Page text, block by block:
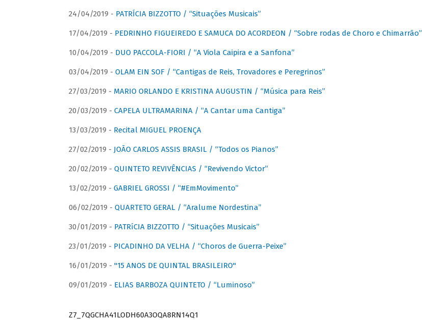
24/04/2019 - PATRÍCIA BIZZOTTO / “Situações Musicais”
17/04/2019 - PEDRINHO FIGUEIREDO E SAMUCA DO ACORDEON / “Sobre rodas de Choro e Chimarrão”
10/04/2019 - DUO PACCOLA-FIORI / “A Viola Caipira e a Sanfona”
03/04/2019 - OLAM EIN SOF / “Cantigas de Reis, Trovadores e Peregrinos”
27/03/2019 - MARIO ORLANDO E KRISTINA AUGUSTIN / “Música para Reis”
20/03/2019 - CAPELA ULTRAMARINA / “A Cantar uma Cantiga”
13/03/2019 - Recital MIGUEL PROENÇA
27/02/2019 - JOÃO CARLOS ASSIS BRASIL / “Todos os Pianos”
20/02/2019 - QUINTETO REVIVÊNCIAS / “Revivendo Victor”
13/02/2019 - GABRIEL GROSSI / “#EmMovimento”
06/02/2019 - QUARTETO GERAL / “Aralume Nordestina”
30/01/2019 - PATRíCIA BIZZOTTO / “Situações Musicais”
23/01/2019 - PICADINHO DA VELHA / “Choros de Guerra-Peixe”
16/01/2019 - "15 ANOS DE QUINTAL BRASILEIRO"
09/01/2019 - ELIAS BARBOZA QUINTETO / “Luminoso”
Z7_7QGCHA41LODH60A3OQA8RN14Q1